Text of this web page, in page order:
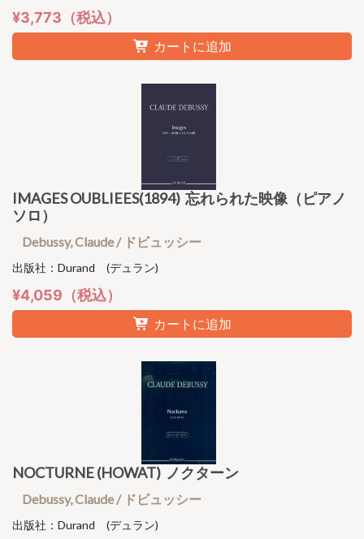
¥3,773（税込）
カートに追加
IMAGES OUBLIEES(1894) 忘れられた映像（ピアノ
ソロ）
Debussy, Claude / ドビュッシー
出版社：Durand (デュラン)
¥4,059（税込）
カートに追加
NOCTURNE (HOWAT) ノクターン
Debussy, Claude / ドビュッシー
出版社：Durand (デュラン)